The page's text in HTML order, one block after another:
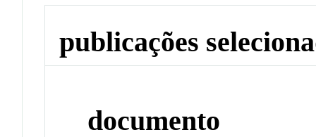
publicações
documento